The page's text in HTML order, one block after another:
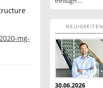
mg-
NEUIGKEITEN
30.06.2026